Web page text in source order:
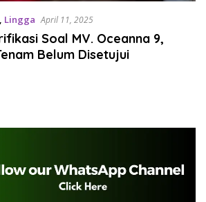
, Lingga April 11, 2025
Soal MV. Oceanna 9,
Belum Disetujui